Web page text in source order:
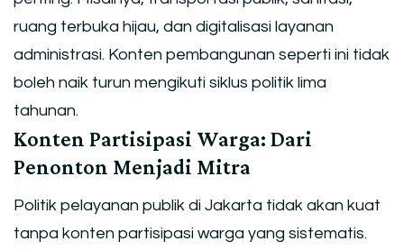
ruang terbuka hijau, dan digitalisasi layanan
administrasi. Konten pembangunan seperti ini tidak
boleh naik turun mengikuti siklus politik lima
tahunan.
Konten Partisipasi Warga: Dari
Penonton Menjadi Mitra
Politik pelayanan publik di Jakarta tidak akan kuat
tanpa konten partisipasi warga yang sistematis.